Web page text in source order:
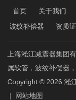
首页 关于我们
波纹补偿器
资质
上海淞江减震器集团
属软管，波纹补偿器
Copyright © 2026 淞
|
网站地图